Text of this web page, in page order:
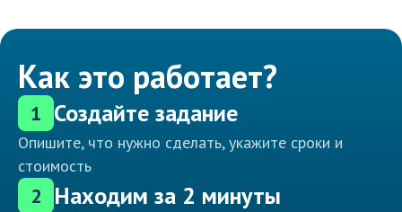
Как это работает?
1 Создайте задание
Опишите, что нужно сделать, укажите сроки и
стоимость
2 Находим за 2 минуты